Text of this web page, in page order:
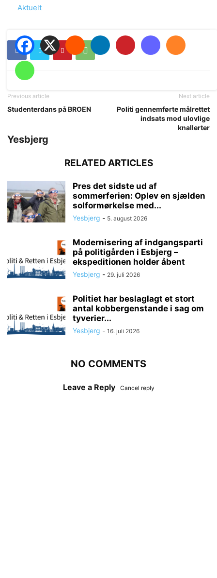
In relation to
Aktuelt
Previous article
Studenterdans på BROEN
Next article
Politi gennemførte målrettet
indsats mod ulovlige
knallerter
Yesbjerg
RELATED ARTICLES
Pres det sidste ud af
sommerferien: Oplev en sjælden
solformørkelse med...
Yesbjerg - 5. august 2026
Modernisering af indgangsparti
på politigården i Esbjerg –
ekspeditionen holder åbent
Yesbjerg - 29. juli 2026
Politiet har beslaglagt et stort
antal kobbergenstande i sag om
tyverier...
Yesbjerg - 16. juli 2026
NO COMMENTS
Leave a Reply Cancel reply